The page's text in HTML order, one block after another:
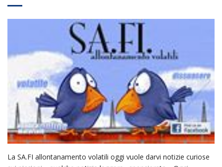
La SA.FI allontanamento volatili oggi vuole darvi notizie curiose